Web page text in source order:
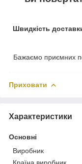
Швидкість
Бажаємо приємних
Приховати
Характеристики
Основні
Виробник
Країна виробник